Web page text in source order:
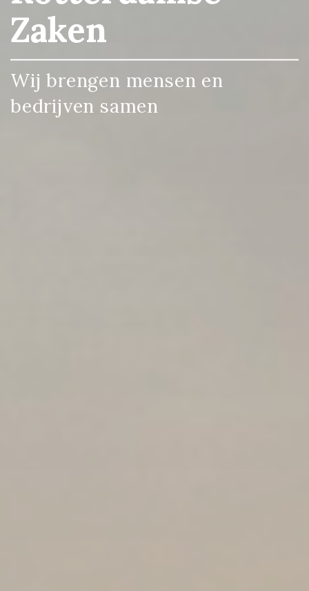
Zaken
Wij brengen mensen en
bedrijven samen
Zaken
Wij brengen mensen en
bedrijven samen
Wij brengen mensen en
bedrijven samen